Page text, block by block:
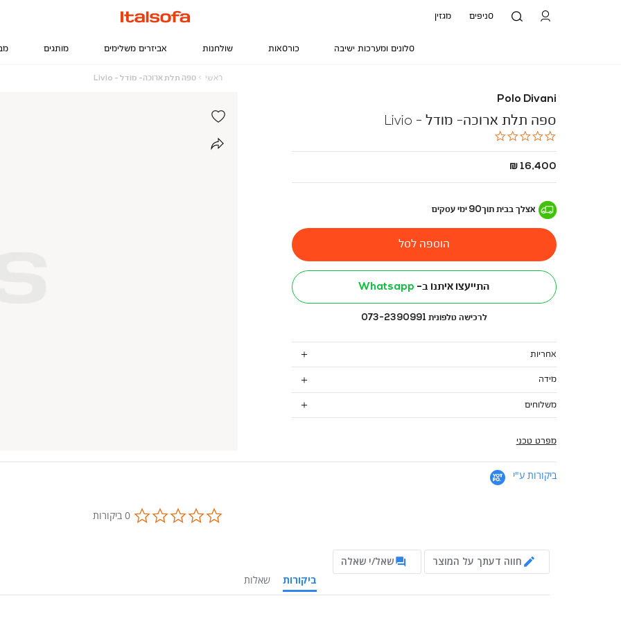
סניפים מגזין
סלונים ומערכות ישיבה כורסאות שולחנות אביזרים משלימים מותגים
ראשי ראשי
ספה תלת ארוכה- מודל - Livio
ספה
Polo Divani
ספה תלת ארוכה- מודל - Livio
16,400 ₪
אצלך בבית תוך90 ימי עסקים
הוספה לסל
התייעצו איתנו ב- Whatsapp
לרכישה טלפונית 073-2390991
אחריות
מידה
משלוחים
מפרט טכני
ביקורות ע"י
0.0
star
0 ביקורות
חווה דעתך על המוצר
שאל/י שאלה
ביקורות
שאלות